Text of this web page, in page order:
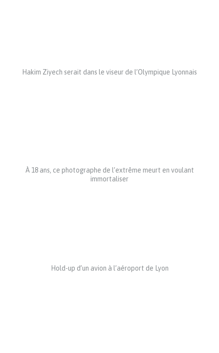
Hakim Ziyech serait dans le viseur de l’Olympique Lyonnais
À 18 ans, ce photographe de l’extrême meurt en voulant
immortaliser
Hold-up d’un avion à l’aéroport de Lyon